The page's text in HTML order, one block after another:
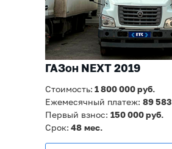
Стоимость: 1 800000 руб.
Ежемесячный платеж: 89 583
Первый взнос: 150 000 руб.
Срок: 48 мес.
ГАЗон NEXT 2019